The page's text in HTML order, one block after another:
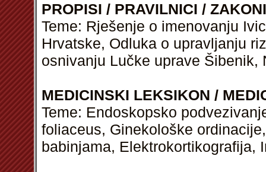
PROPISI / PRAVILNICI / ZAKONI
Teme: Rješenje o imenovanju
Hrvatske, Odluka o upravljanju
osnivanju Lučke uprave
MEDICINSKI LEKSIKON /
Teme: Endoskopsko
foliaceus, Ginekološke
babinjama,